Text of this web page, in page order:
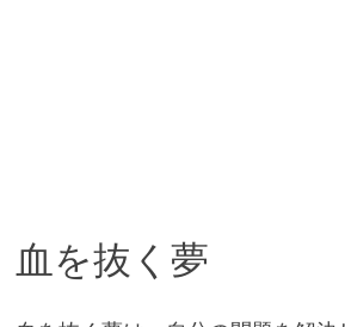
血を抜く夢